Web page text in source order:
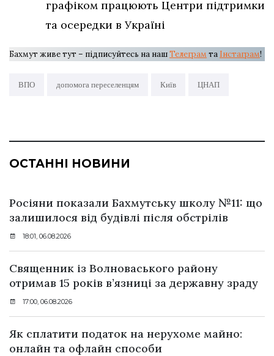
графіком працюють Центри підтримки
та осередки в Україні
Бахмут живе тут – підписуйтесь на нашТелеграм та Інстаграм!
ВПО допомога переселенцям Київ ЦНАП
ОСТАННІ НОВИНИ
Росіяни показали Бахмутську школу №11: що
залишилося від будівлі після обстрілів
18:01, 06.08.2026
Священник із Волноваського району
отримав 15 років в’язниці за державну зраду
17:00, 06.08.2026
Як сплатити податок на нерухоме майно:
онлайн та офлайн способи